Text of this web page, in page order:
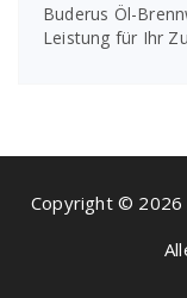
Buderus Öl-
Leistung für Ihr
Copyright © 2026